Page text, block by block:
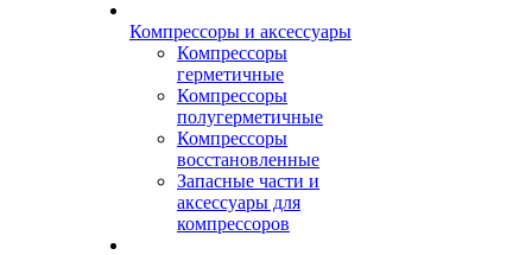
Компрессоры и аксессуары
Компрессоры
герметичные
Компрессоры
полугерметичные
Компрессоры
восстановленные
Запасные части и
аксессуары для
компрессоров